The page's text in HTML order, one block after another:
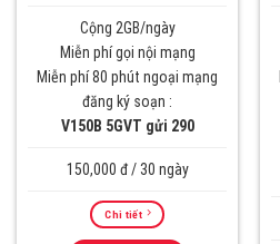
Cộng 2GB/ngày
Miễn phí gọi nội mạng
Miễn phí 80 phút ngoại mạng
đăng ký soạn :
V150B 5GVT gửi 290
150,000 đ / 30 ngày
Chi tiết